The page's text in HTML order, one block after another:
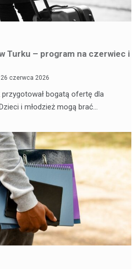
Turku – program na czerwiec i
26 czerwca 2026
bogatą ofertę dla
i młodzież mogą brać…